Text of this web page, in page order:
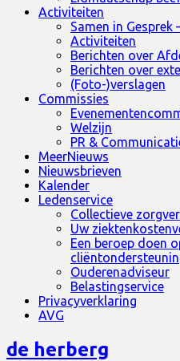
Activiteiten
Samen in
Activiteiten
Berichten over
Berichten over
(Foto-)verslagen
Commissies
Welzijn
PR &
MeerNieuws
Nieuwsbrieven
Kalender
Ledenservice
Collectieve
Uw
Een beroep doen
Ouderenadviseur
Belastingservice
Privacyverklaring
AVG
de herberg